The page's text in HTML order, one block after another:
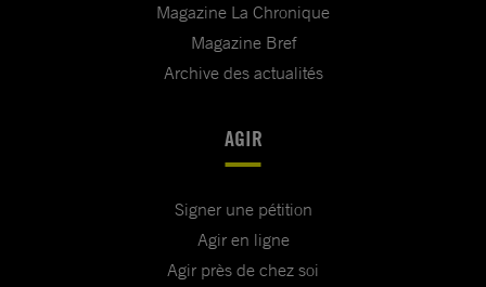
Magazine La Chronique
Magazine Bref
Archive des actualités
AGIR
Signer une pétition
Agir en ligne
Agir près de chez soi